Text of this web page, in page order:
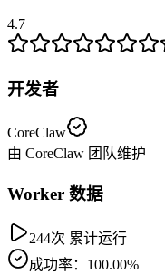
4.7
开发者
CoreClaw
由 CoreClaw 团队维护
Worker 数据
244次 累计运行
成功率：100.00%